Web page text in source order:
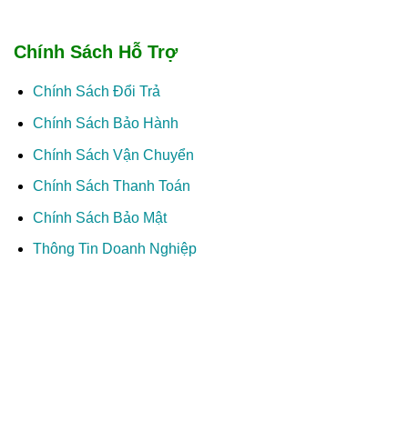
Chính Sách Hỗ Trợ
Chính Sách Đổi Trả
Chính Sách Bảo Hành
Chính Sách Vận Chuyển
Chính Sách Thanh Toán
Chính Sách Bảo Mật
Thông Tin Doanh Nghiệp